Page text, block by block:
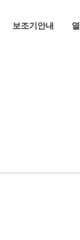
보조기안내